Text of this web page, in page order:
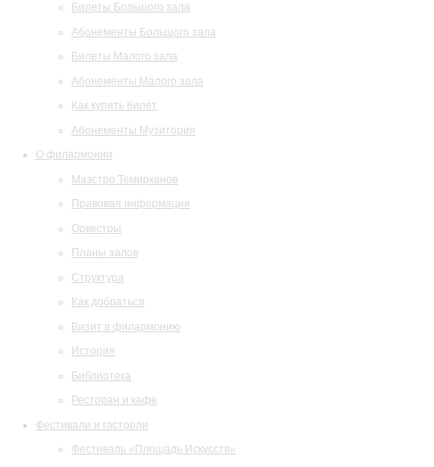
Билеты Большого зала
Абонементы Большого зала
Билеты Малого зала
Абонементы Малого зала
Как купить билет
Абонементы Музитория
О филармонии
Маэстро Темирканов
Правовая информация
Оркестры
Планы залов
Структура
Как добраться
Визит в филармонию
История
Библиотека
Ресторан и кафе
Фестивали и гастроли
Фестиваль «Площадь Искусств»